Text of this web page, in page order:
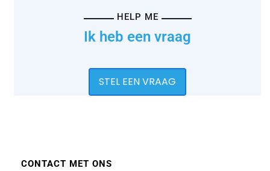
HELP ME
Ik heb een vraag
STEL EEN VRAAG
CONTACT MET ONS